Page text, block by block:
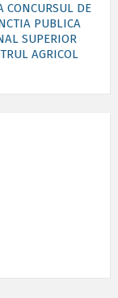
CONCURSUL DE
PUBLICA
SUPERIOR
AGRICOL